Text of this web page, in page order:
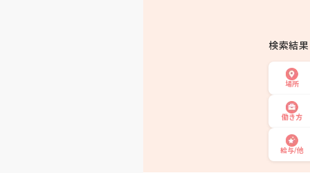
検索結
場所
働き方
給与/他